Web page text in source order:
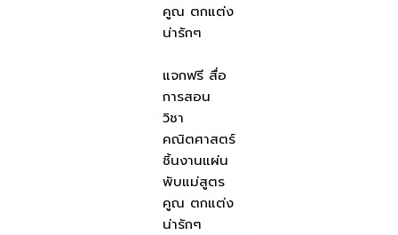
คูณ ตกแต่ง
น่ารักๆ
แจกฟรี สื่อ
การสอน
วิชา
คณิตศาสตร์
ชิ้นงานแผ่น
พับแม่สูตร
คูณ ตกแต่ง
น่ารักๆ